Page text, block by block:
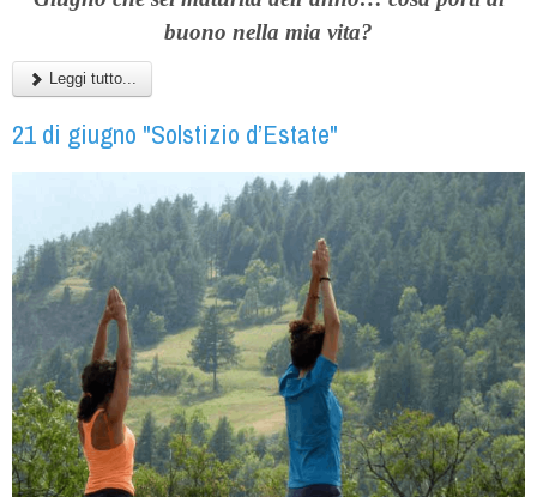
buono nella mia vita?
Leggi tutto...
21 di giugno "Solstizio d’Estate"